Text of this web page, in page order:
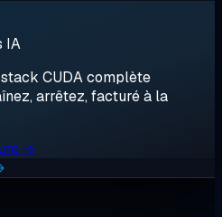
IA
CUDA complète
arrêtez, facturé à la
→